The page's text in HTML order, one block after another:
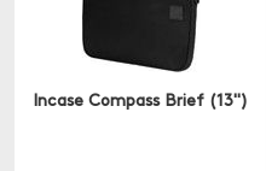
Incase Compass Brief (13")